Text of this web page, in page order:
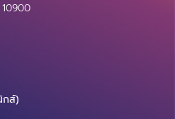
10900
กส์)